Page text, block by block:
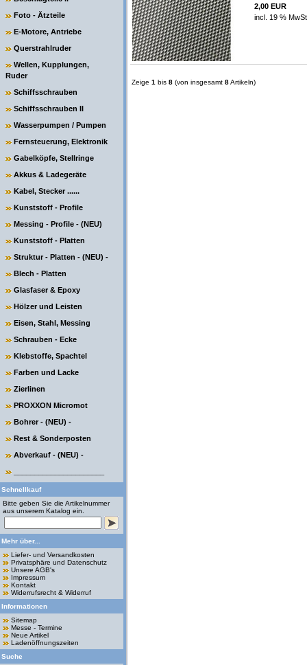
Foto - Ätzteile
E-Motore, Antriebe
Querstrahlruder
Wellen, Kupplungen,
Ruder
Schiffsschrauben
Schiffsschrauben II
Wasserpumpen / Pumpen
Fernsteuerung, Elektronik
Gabelköpfe, Stellringe
Akkus & Ladegeräte
Kabel, Stecker ......
Kunststoff - Profile
Messing - Profile - (NEU)
Kunststoff - Platten
Struktur - Platten - (NEU) -
Blech - Platten
Glasfaser & Epoxy
Hölzer und Leisten
Eisen, Stahl, Messing
Schrauben - Ecke
Klebstoffe, Spachtel
Farben und Lacke
Zierlinen
PROXXON Micromot
Bohrer - (NEU) -
Rest & Sonderposten
Abverkauf - (NEU) -
Schnellkauf
Bitte geben Sie die Artikelnummer
aus unserem Katalog ein.
Mehr über...
Liefer- und Versandkosten
Privatsphäre und Datenschutz
Unsere AGB's
Impressum
Kontakt
Widerrufsrecht & Widerruf
Informationen
Sitemap
Messe - Termine
Neue Artikel
Ladenöffnungszeiten
Suche
2,00 EUR
incl. 19 %
Zeige 1 bis 8 (von insgesamt 8Artikeln)